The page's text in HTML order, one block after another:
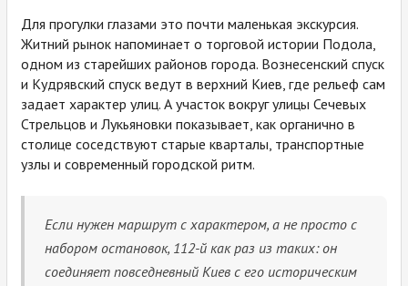
Для прогулки глазами это почти маленькая экскурсия.
Житний рынок напоминает о торговой истории Подола,
одном из старейших районов города. Вознесенский спуск
и Кудрявский спуск ведут в верхний Киев, где рельеф сам
задает характер улиц. А участок вокруг улицы Сечевых
Стрельцов и Лукьяновки показывает, как органично в
столице соседствуют старые кварталы, транспортные
узлы и современный городской ритм.
Если нужен маршрут с характером, а не просто с
набором остановок, 112-й как раз из таких: он
соединяет повседневный Киев с его историческим